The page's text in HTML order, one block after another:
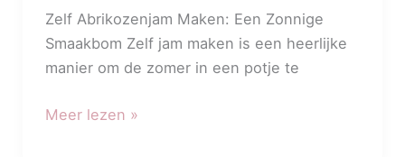
Zelf Abrikozenjam Maken: Een Zonnige
Smaakbom Zelf jam maken is een heerlijke
manier om de zomer in een potje te
Meer lezen »